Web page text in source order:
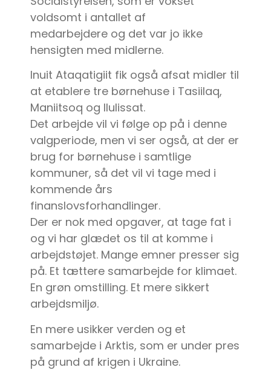
voldsomt i antallet af
medarbejdere og det var jo ikke
hensigten med midlerne.
Inuit Ataqatigiit fik også afsat midler til
at etablere tre børnehuse i Tasiilaq,
Maniitsoq og Ilulissat.
Det arbejde vil vi følge op på i denne
valgperiode, men vi ser også, at der er
brug for børnehuse i samtlige
kommuner, så det vil vi tage med i
kommende års
finanslovsforhandlinger.
Der er nok med opgaver, at tage fat i
og vi har glædet os til at komme i
arbejdstøjet. Mange emner presser sig
på. Et tættere samarbejde for klimaet.
En grøn omstilling. Et mere sikkert
arbejdsmiljø.
En mere usikker verden og et
samarbejde i Arktis, som er under pres
på grund af krigen i Ukraine.